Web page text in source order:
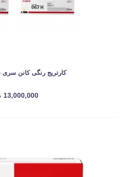
کارتریج رنگی کانن سری 4 رنگ 651cw
13,000,000